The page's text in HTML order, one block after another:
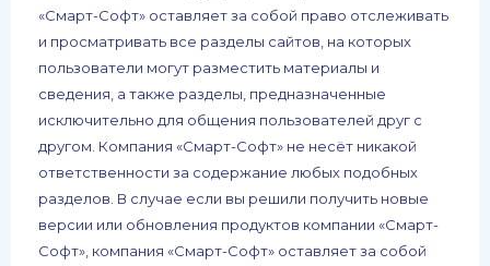
«Смарт-Софт» оставляет за собой право отслеживать
и просматривать все разделы сайтов, на которых
пользователи могут разместить материалы и
сведения, а также разделы, предназначенные
исключительно для общения пользователей друг с
другом. Компания «Смарт-Софт» не несёт никакой
ответственности за содержание любых подобных
разделов. В случае если вы решили получить новые
версии или обновления продуктов компании «Смарт-
Софт», компания «Смарт-Софт» оставляет за собой